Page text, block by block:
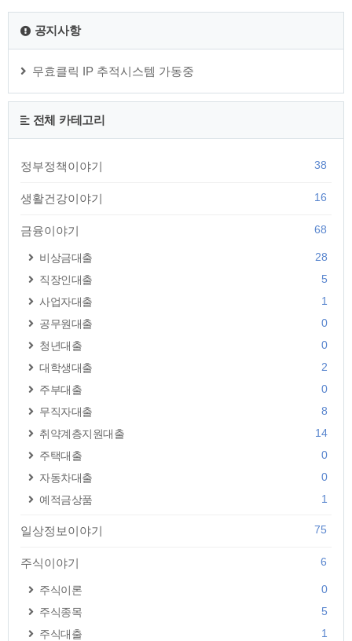
공지사항
무효클릭 IP 추적시스템 가동중
전체 카테고리
정부정책이야기 38
생활건강이야기 16
금융이야기 68
비상금대출
28
직장인대출
5
사업자대출
1
공무원대출
0
청년대출
0
대학생대출
2
주부대출
0
무직자대출
8
취약계층지원대출
14
주택대출
0
자동차대출
0
예적금상품
1
일상정보이야기 75
주식이야기 6
주식이론
0
주식종목
5
주식대출
1